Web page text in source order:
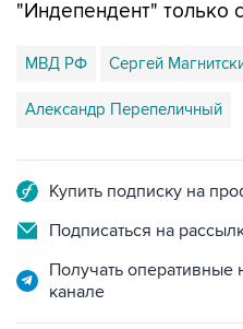
"Индепендент" только
МВД РФ Сергей
Александр Перепеличный
Купить подписку на
Подписаться на
Получать
канале